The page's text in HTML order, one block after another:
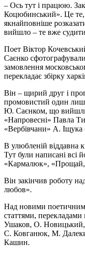
– Ось тут і працюю.
Коцюбинський». Це
якнайповніше
вийшло – те вже
Поет Віктор
Саєнко
замовлення
перекладає збірку
Він – щирий друг і
промовистий один
Ю. Саєнком, що вийшли
«Напровесні» Павла
«Вербівчани» А.
В улюбленій віддавна
Тут були написані всі
«Кармалюк»,
Він закінчив роботу
любов».
Над новими
статтями,
Ушаков, О.
С. Ковганюк, М.
Кашин.